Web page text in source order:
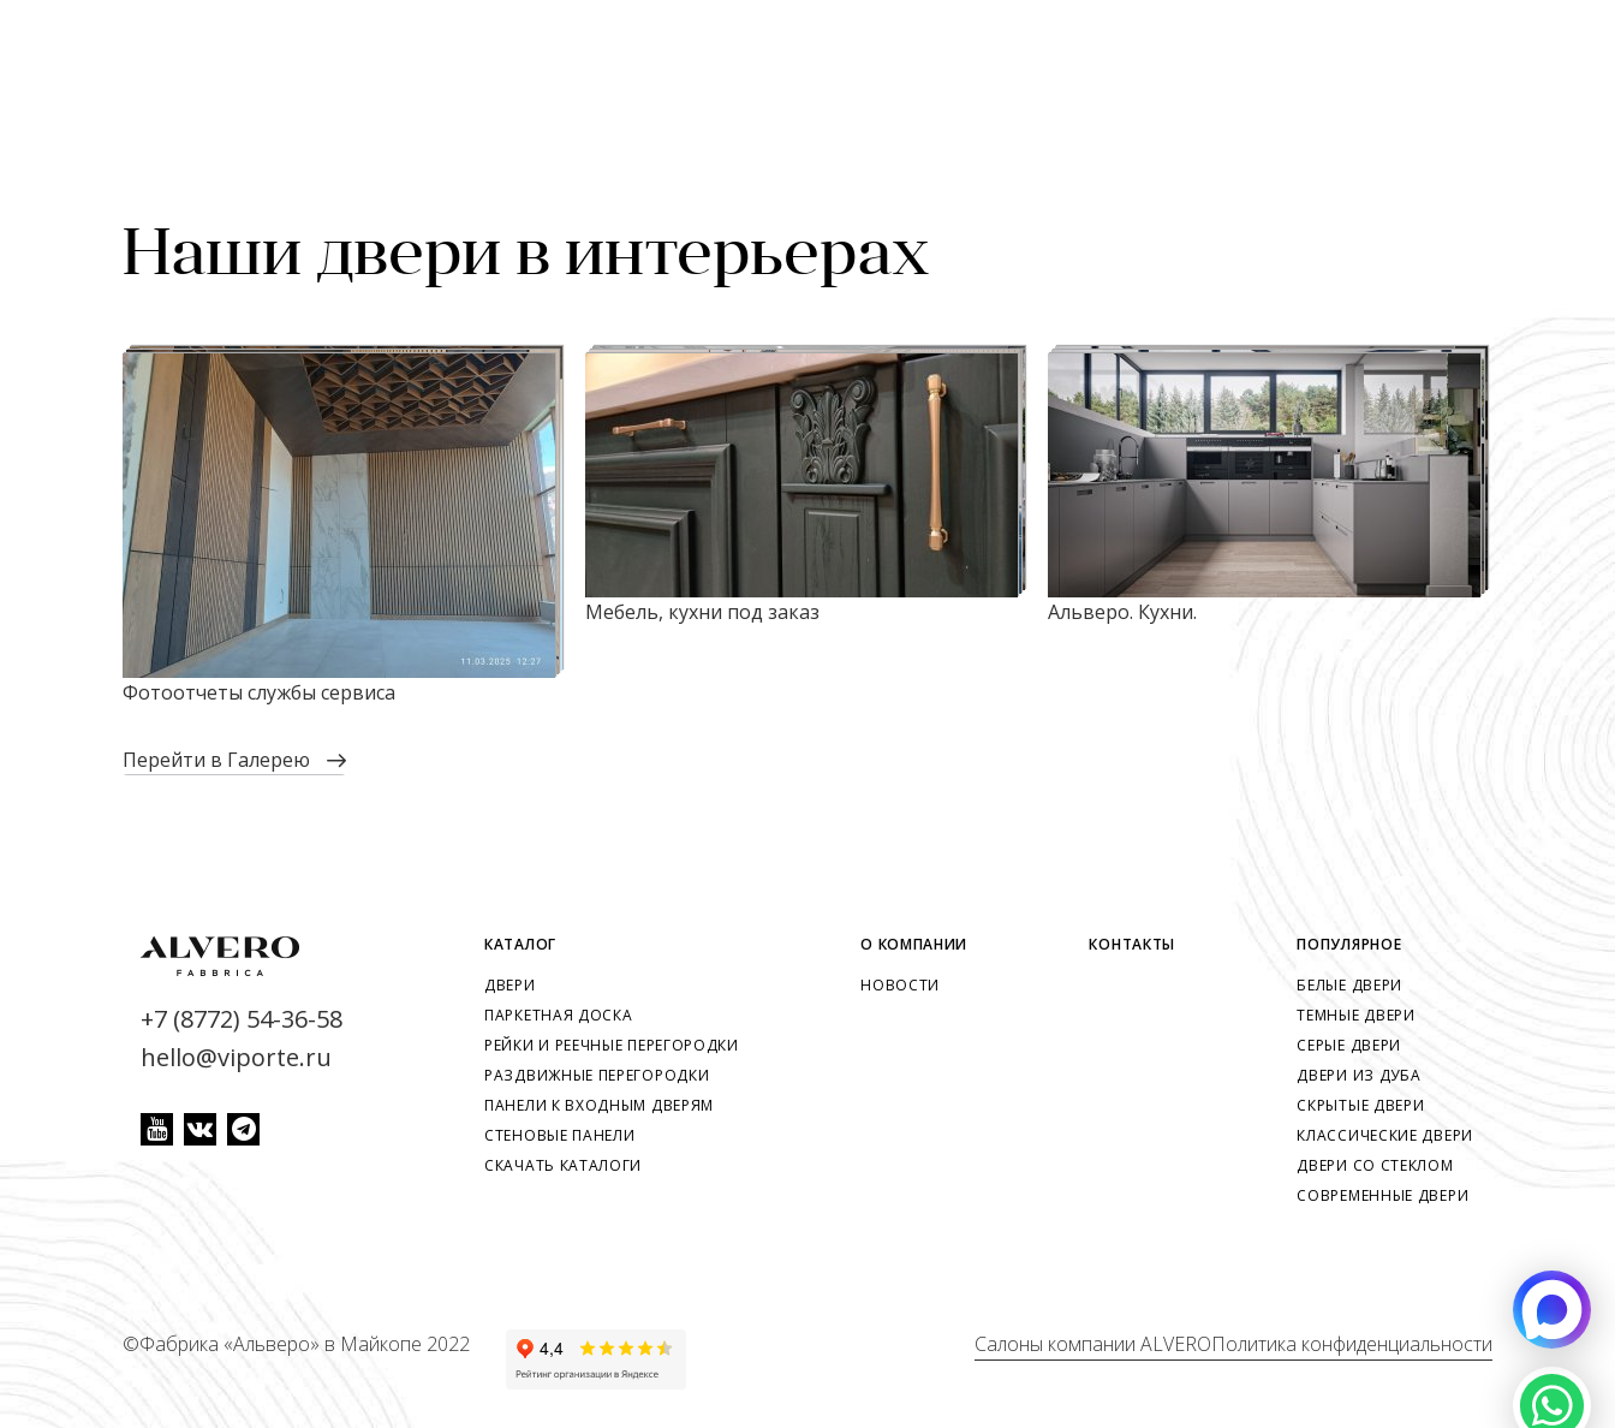
Наши двери в интерьерах
Фотоотчеты службы сервиса
Мебель, кухни под заказ Альверо. Кухни.
перейти в Галерею
+7 (8772) 54-36-58
hello@viporte.ru
КАТАЛОГ
ДВЕРИ
ПАРКЕТНАЯ ДОСКА
РЕЙКИ И РЕЕЧНЫЕ ПЕРЕГОРОДКИ
РАЗДВИЖНЫЕ ПЕРЕГОРОДКИ
ПАНЕЛИ К ВХОДНЫМ ДВЕРЯМ
СТЕНОВЫЕ ПАНЕЛИ
СКАЧАТЬ КАТАЛОГИ
О КОМПАНИИ
НОВОСТИ
КОНТАКТЫ
ПОПУЛЯРНОЕ
БЕЛЫЕ ДВЕРИ
ТЕМНЫЕ ДВЕРИ
СЕРЫЕ ДВЕРИ
ДВЕРИ ИЗ ДУБА
СКРЫТЫЕ ДВЕРИ
КЛАССИЧЕСКИЕ ДВЕРИ
ДВЕРИ СО СТЕКЛОМ
СОВРЕМЕННЫЕ ДВЕРИ
©Фабрика «Альверо» в Майкопе 2022 Салоны компании ALVEROПолитика конфиденциальности